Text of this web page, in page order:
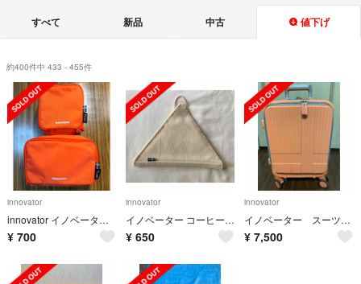
すべて 新品 中古 値下げ
約400件中 433 - 455件
innovator
innovator イノベーター 入れ物 2個
¥ 700
innovator
イノベーター コーヒーフィルターケース
¥ 650
innovator
イノベーター スーツケース★週末セール
¥ 7,500